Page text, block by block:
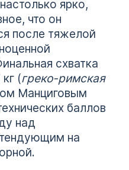
ярко,
что он
после тяжелой
схватка
(греко-римская
Манциговым
баллов
над
на